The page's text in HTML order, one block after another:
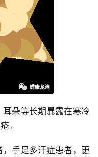
耳朵等长期暴露在寒冷
。
，手足多汗症患者，更